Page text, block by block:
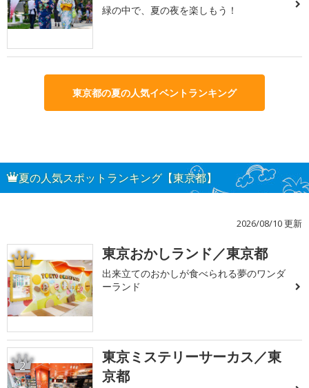
緑の中で、夏の夜を楽しもう！
東京都の夏の人気イベントランキング
夏の人気スポットランキング【東京都】
2026/08/10 更新
1 東京おかしランド／東京都
出来立てのおかしが食べられる夢のワンダ
ーランド
2
東京ミステリーサーカス／東
京都